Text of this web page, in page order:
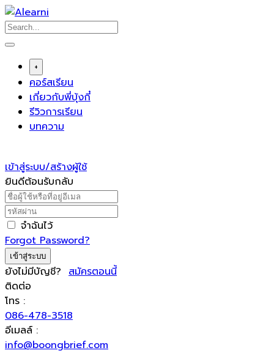
Skip
to
content
+
คอร์สเรียน
เกี่ยวกับพี่บุ้งกี๋
รีวิวการเรียน
บทความ
เข้าสู่ระบบ/สร้างผู้ใช้
ยินดีต้อนรับกลับ
จำฉันไว้
Forgot Password?
เข้าสู่ระบบ
ยังไม่มีบัญชี? สมัครตอนนี้
ติดต่อ
โทร :
086-478-3518
อีเมลล์ :
info@boongbrief.com